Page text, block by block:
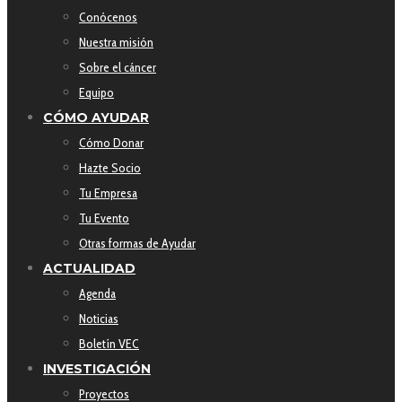
Conócenos
Nuestra misión
Sobre el cáncer
Equipo
CÓMO AYUDAR
Cómo Donar
Hazte Socio
Tu Empresa
Tu Evento
Otras formas de Ayudar
ACTUALIDAD
Agenda
Noticias
Boletín VEC
INVESTIGACIÓN
Proyectos